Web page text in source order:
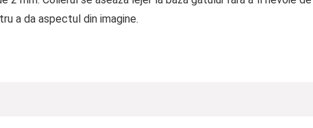
a da aspectul din imagine.